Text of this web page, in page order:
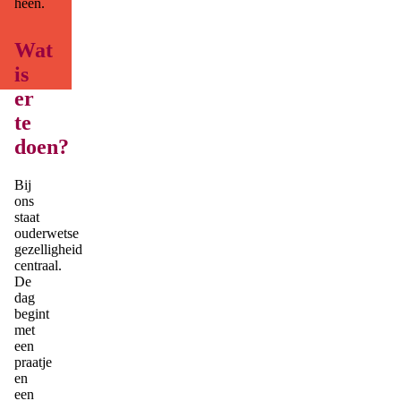
Wat
is
er
te
doen?
Bij
ons
staat
ouderwetse
gezelligheid
centraal.
De
dag
begint
met
een
praatje
en
een